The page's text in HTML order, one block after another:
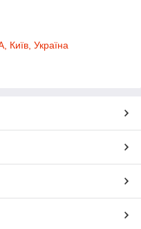
Київ, Україна